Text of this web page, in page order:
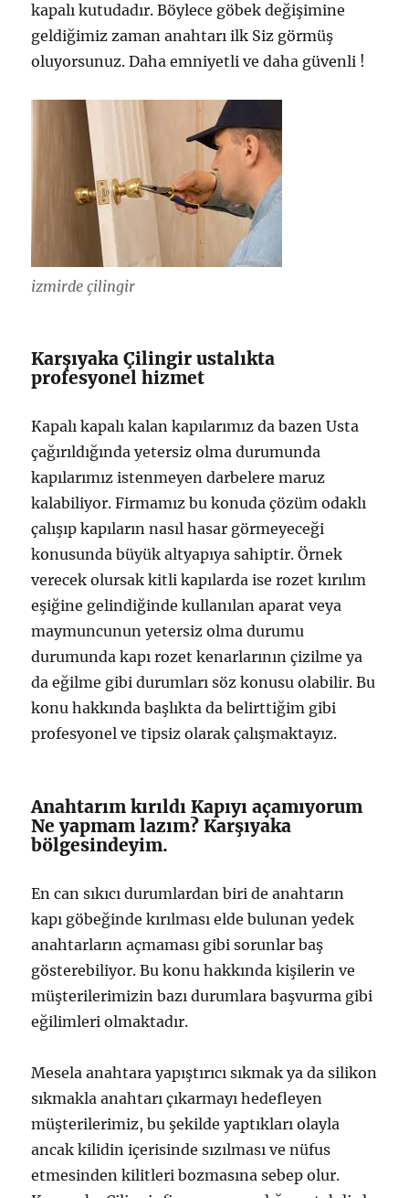
kapalı kutudadır. Böylece göbek değişimine
geldiğimiz zaman anahtarı ilk Siz görmüş
oluyorsunuz. Daha emniyetli ve daha güvenli !
izmirde çilingir
Karşıyaka Çilingir ustalıkta
profesyonel hizmet
Kapalı kapalı kalan kapılarımız da bazen Usta
çağırıldığında yetersiz olma durumunda
kapılarımız istenmeyen darbelere maruz
kalabiliyor. Firmamız bu konuda çözüm odaklı
çalışıp kapıların nasıl hasar görmeyeceği
konusunda büyük altyapıya sahiptir. Örnek
verecek olursak kitli kapılarda ise rozet kırılım
eşiğine gelindiğinde kullanılan aparat veya
maymuncunun yetersiz olma durumu
durumunda kapı rozet kenarlarının çizilme ya
da eğilme gibi durumları söz konusu olabilir. Bu
konu hakkında başlıkta da belirttiğim gibi
profesyonel ve tipsiz olarak çalışmaktayız.
Anahtarım kırıldı Kapıyı açamıyorum
Ne yapmam lazım? Karşıyaka
bölgesindeyim.
En can sıkıcı durumlardan biri de anahtarın
kapı göbeğinde kırılması elde bulunan yedek
anahtarların açmaması gibi sorunlar baş
gösterebiliyor. Bu konu hakkında kişilerin ve
müşterilerimizin bazı durumlara başvurma gibi
eğilimleri olmaktadır.
Mesela anahtara yapıştırıcı sıkmak ya da silikon
sıkmakla anahtarı çıkarmayı hedefleyen
müşterilerimiz, bu şekilde yaptıkları olayla
ancak kilidin içerisinde sızılması ve nüfus
etmesinden kilitleri bozmasına sebep olur.